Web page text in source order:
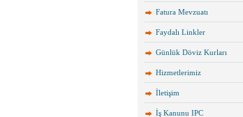
Fatura Mevzuatı
Faydalı Linkler
Günlük Döviz Kurları
Hizmetlerimiz
İletişim
İş Kanunu IPC